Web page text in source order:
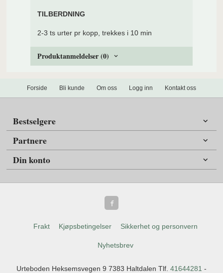
TILBERDNING
2-3 ts urter pr kopp, trekkes i 10 min
Produktanmeldelser (0)
Forside Bli kunde Om oss Logg inn Kontakt oss
Bestselgere
Partnere
Din konto
Frakt Kjøpsbetingelser Sikkerhet og personvern
Nyhetsbrev
Urteboden Heksemsvegen 9 7383 Haltdalen Tlf. 41644281 -